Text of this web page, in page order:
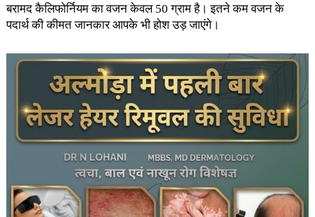
बरामद कैलिफोर्नियम का वजन केवल 50 ग्राम है। इतने कम वजन के
पदार्थ की कीमत जानकार आपके भी होश उड़ जाएंगे।